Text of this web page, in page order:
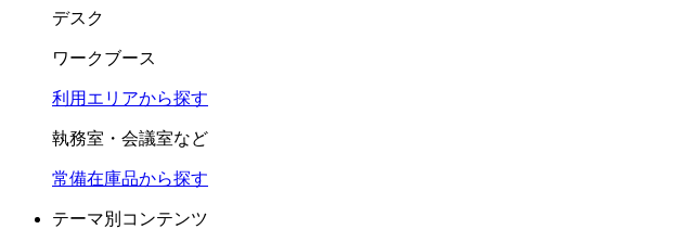
デスク
ワークブース
利用エリアから探す
執務室・会議室など
常備在庫品から探す
テーマ別コンテンツ